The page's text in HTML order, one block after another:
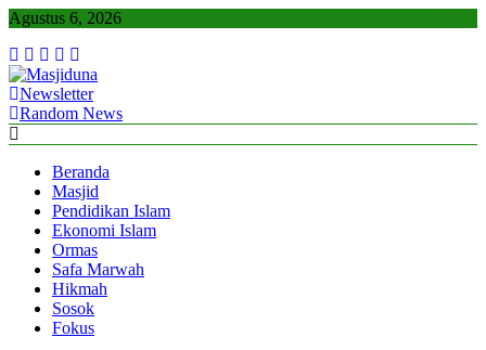
Skip
content
Agustus 6, 2026
Masjiduna
Referensi Berita Islam Indonesia
Newsletter
Random News
Beranda
Masjid
Pendidikan Islam
Ekonomi Islam
Ormas
Safa Marwah
Hikmah
Sosok
Fokus